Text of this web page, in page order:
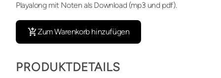
Playalong mit Noten als Download (mp3 und pdf).
Zum Warenkorb hinzufügen
PRODUKTDETAILS